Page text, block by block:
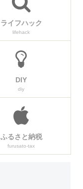
ライフハック
lifehack
DIY
diy
ふるさと納税
furusato-tax